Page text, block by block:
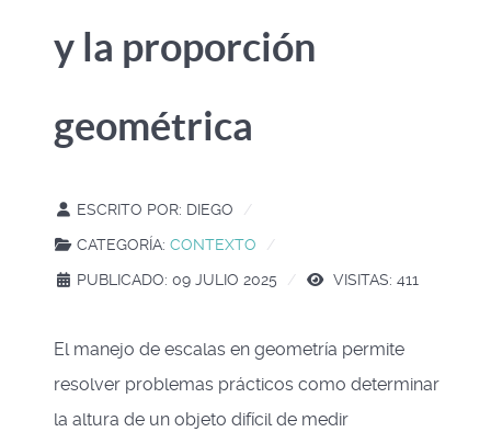
y la proporción
geométrica
ESCRITO POR: DIEGO
CATEGORÍA: CONTEXTO
PUBLICADO: 09 JULIO 2025
VISITAS: 411
El manejo de escalas en geometría permite
resolver problemas prácticos como determinar
la altura de un objeto difícil de medir